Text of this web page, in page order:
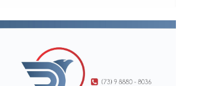
14/10/19
se reúne com Pequenos
Produtores do Japu
18/12/22